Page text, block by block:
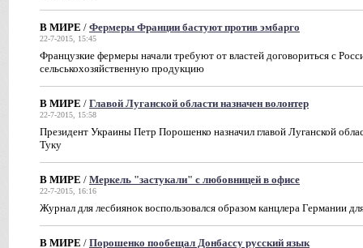
В МИРЕ / Фермеры Франции бастуют против эмбарго
22-7-2015, 15:45
Французкие фермеры начали требуют от властей договориться с
сельськохозяйственную продукцию
В МИРЕ / Главой Луганской области назначен волонтер
22-7-2015, 15:58
Президент Украины Петр Порошенко назначил главой Луганской
Туку
В МИРЕ / Меркель "застукали" с любовницей в офисе
22-7-2015, 16:16
Журнал для лесбиянок воспользовался образом канцлера Германии
В МИРЕ / Порошенко пообещал Донбассу русский язык